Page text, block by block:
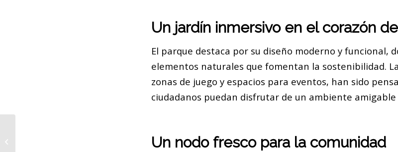
Un jardín inmersivo en el corazón
El parque destaca por su diseño moderno y funcional,
elementos naturales que fomentan la sostenibilidad.
zonas de juego y espacios para eventos, han sido
ciudadanos puedan disfrutar de un ambiente amigable
Un nodo fresco para la comunidad